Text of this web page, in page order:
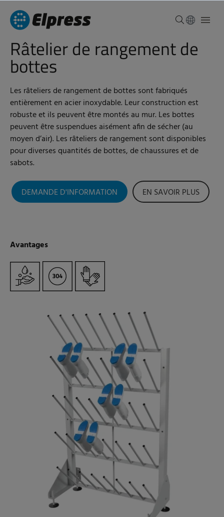
Râtelier de rangement de
bottes
Les râteliers de rangement de bottes sont fabriqués
entièrement en acier inoxydable. Leur construction est
robuste et ils peuvent être montés au mur. Les bottes
peuvent être suspendues aisément afin de sécher (au
moyen d’air). Les râteliers de rangement sont disponibles
pour diverses quantités de bottes, de chaussures et de
sabots.
DEMANDE D'INFORMATION EN SAVOIR PLUS
Avantages